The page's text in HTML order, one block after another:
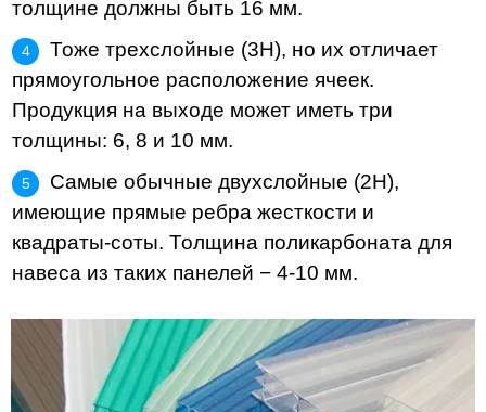
толщине должны быть 16 мм.
Тоже трехслойные (3H), но их отличает
прямоугольное расположение ячеек.
Продукция на выходе может иметь три
толщины: 6, 8 и 10 мм.
Самые обычные двухслойные (2H),
имеющие прямые ребра жесткости и
квадраты-соты. Толщина поликарбоната для
навеса из таких панелей − 4-10 мм.